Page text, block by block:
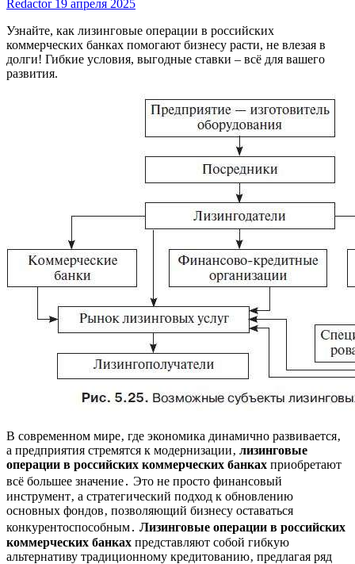
Redactor 19 апреля 2025
Узнайте, как лизинговые операции в российских
коммерческих банках помогают бизнесу расти, не влезая в
долги! Гибкие условия, выгодные ставки – всё для вашего
развития.
В современном мире‚ где экономика динамично развивается‚
а предприятия стремятся к модернизации‚ лизинговые
операции в российских коммерческих банках приобретают
всё большее значение․ Это не просто финансовый
инструмент‚ а стратегический подход к обновлению
основных фондов‚ позволяющий бизнесу оставаться
конкурентоспособным․ Лизинговые операции в российских
коммерческих банках представляют собой гибкую
альтернативу традиционному кредитованию‚ предлагая ряд